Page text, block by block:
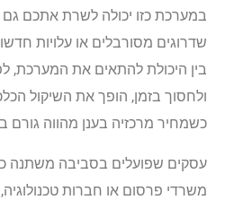
במערכת כזו יכולה לשרת אתכם גם
שדרוגים מסורבלים או עלויות
בין היכולת להתאים את המערכת,
ולחסוך בזמן, הופך את השיקול
כשמחיר מרכזיה בענן מהווה גורם
עסקים שפועלים בסביבה משתנה
משרדי פרסום או חברות טכנולוגיה,